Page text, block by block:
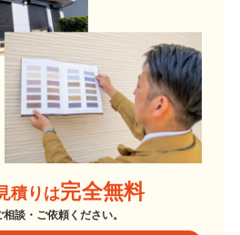
積りは完全無料
談・ご依頼ください。